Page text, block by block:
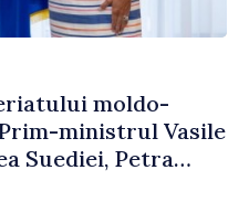
moldo-
ministrul Vasile
Suediei, Petra